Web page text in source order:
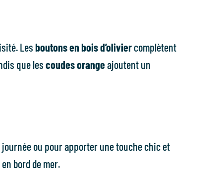
Lesboutons en bois d’oliviercomplètent
que lescoudes orangeajoutent un
ou pour apporter une touche chic et
bord de mer.